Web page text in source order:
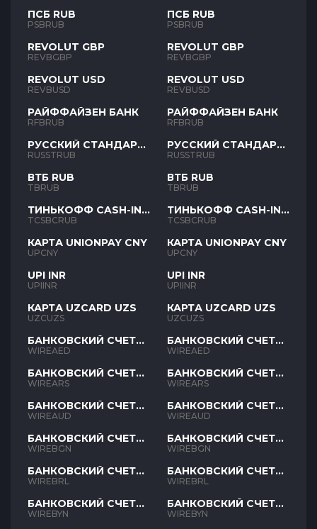
ПСБ RUB
PSBRUB
REVOLUT GBP
REVBGBP
REVOLUT USD
REVBUSD
РАЙФФАЙЗЕН БАНК
RFBRUB
РУССКИЙ СТАНДАРТ
RUB
RUSSTRUB
ВТБ RUB
TBRUB
ТИНЬКОФФ CASH-IN
RUB
TCSBCRUB
КАРТА UNIONPAY CNY
UPCNY
UPI INR
UPIINR
КАРТА UZCARD UZS
UZCUZS
БАНКОВСКИЙ СЧЕТ
AED
WIREAED
БАНКОВСКИЙ СЧЕТ
ARS
WIREARS
БАНКОВСКИЙ СЧЕТ
AUD
WIREAUD
БАНКОВСКИЙ СЧЕТ
BGN
WIREBGN
БАНКОВСКИЙ СЧЕТ
BRL
WIREBRL
БАНКОВСКИЙ СЧЕТ
BYN
WIREBYN
ПСБ RUB
PSBRUB
REVOLUT GBP
REVBGBP
REVOLUT USD
REVBUSD
РАЙФФАЙЗЕН БАНК
RFBRUB
РУССКИЙ СТАНДАРТ
RUB
RUSSTRUB
ВТБ RUB
TBRUB
ТИНЬКОФФ CASH-IN
RUB
TCSBCRUB
КАРТА UNIONPAY CNY
UPCNY
UPI INR
UPIINR
КАРТА UZCARD UZS
UZCUZS
БАНКОВСКИЙ СЧЕТ
AED
WIREAED
БАНКОВСКИЙ СЧЕТ
ARS
WIREARS
БАНКОВСКИЙ СЧЕТ
AUD
WIREAUD
БАНКОВСКИЙ СЧЕТ
BGN
WIREBGN
БАНКОВСКИЙ СЧЕТ
BRL
WIREBRL
БАНКОВСКИЙ СЧЕТ
BYN
WIREBYN